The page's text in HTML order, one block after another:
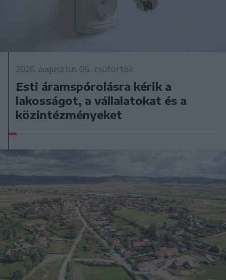
2026. augusztus 06., csütörtök
Esti áramspórolásra kérik a
lakosságot, a vállalatokat és a
közintézményeket